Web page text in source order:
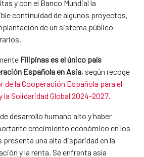
y con el Banco Mundial la
continuidad de algunos proyectos,
de un sistema público-
Filipinas es el único país
Española en Asia, según recoge
de la Cooperación Española para el
la Solidaridad Global 2024-2027.
desarrollo humano alto y haber
crecimiento económico en los
una alta disparidad en la
y la renta. Se enfrenta asía